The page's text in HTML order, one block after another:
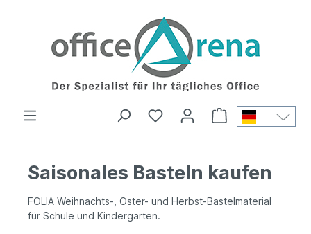
Saisonales Basteln kaufen
FOLIA Weihnachts-, Oster- und Herbst-Bastelmaterial
für Schule und Kindergarten.